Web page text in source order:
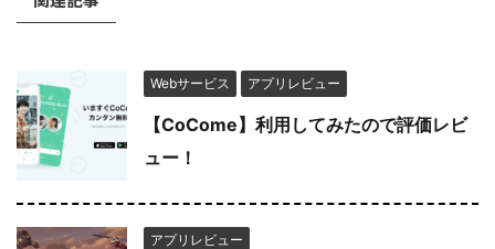
Webサービス アプリレビュー
【CoCome】利用してみたので評価レビ
ュー！
アプリレビュー